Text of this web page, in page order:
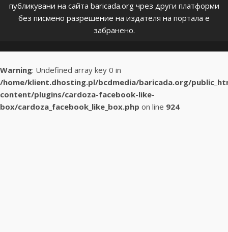
публикувани на сайта baricada.org чрез други платформи
без писмено разрешение на издателя на портала е
забранено.
Warning: Undefined array key 0 in
/home/klient.dhosting.pl/bcdmedia/baricada.org/
content/plugins/cardoza-facebook-like-
box/cardoza_facebook_like_box.php on line 924